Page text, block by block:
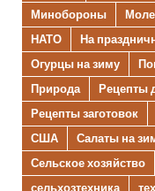
Минобороны
НАТО
На
Огурцы на зиму
Природа
Рецепты
Рецепты заготовок
США
Салаты на
Сельское хозяйство
сельхозтехника